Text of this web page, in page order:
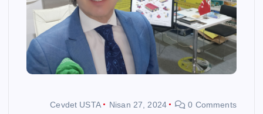
Cevdet USTA Nisan 27, 2024 0 Comments